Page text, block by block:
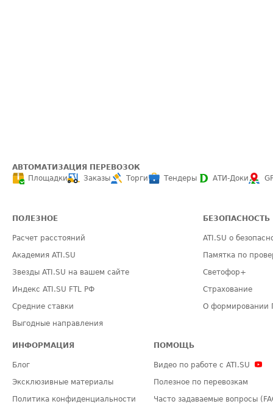
АВТОМАТИЗАЦИЯ ПЕРЕВОЗОК
Площадки
Заказы Торги Тендеры АТИ-Доки
ПОЛЕЗНОЕ
Расчет расстояний
Академия ATI.SU
Звезды ATI.SU на вашем сайте
Индекс ATI.SU FTL РФ
Средние ставки
Выгодные направления
БЕЗОПАСНОСТЬ
ATI.SU о
Памятка по
Светофор+
Страхование
О формировании
ИНФОРМАЦИЯ
Блог
Эксклюзивные материалы
Политика конфиденциальности
ПОМОЩЬ
Видео по работе с ATI.SU
Полезное по перевозкам
Часто задаваемые вопросы